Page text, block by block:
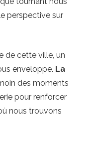
perspective sur
de cette ville, un
enveloppe. La
des moments
pour renforcer
nous trouvons